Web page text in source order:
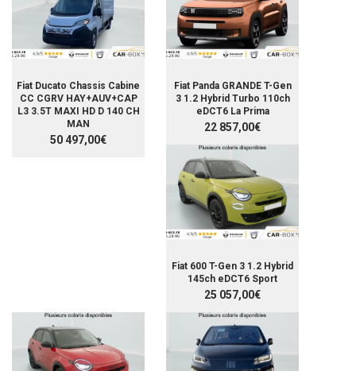
Fiat Ducato Chassis Cabine
CC CGRV HAY+AUV+CAP
L3 3.5T MAXI HD D 140 CH
MAN
50 497,00€
Fiat Panda GRANDE T-Gen
3 1.2 Hybrid Turbo 110ch
eDCT6 La Prima
22 857,00€
Fiat 600 T-Gen 3 1.2 Hybrid
145ch eDCT6 Sport
25 057,00€